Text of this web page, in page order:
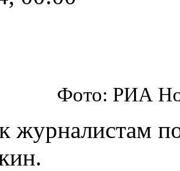
Фото: РИА
журналистам